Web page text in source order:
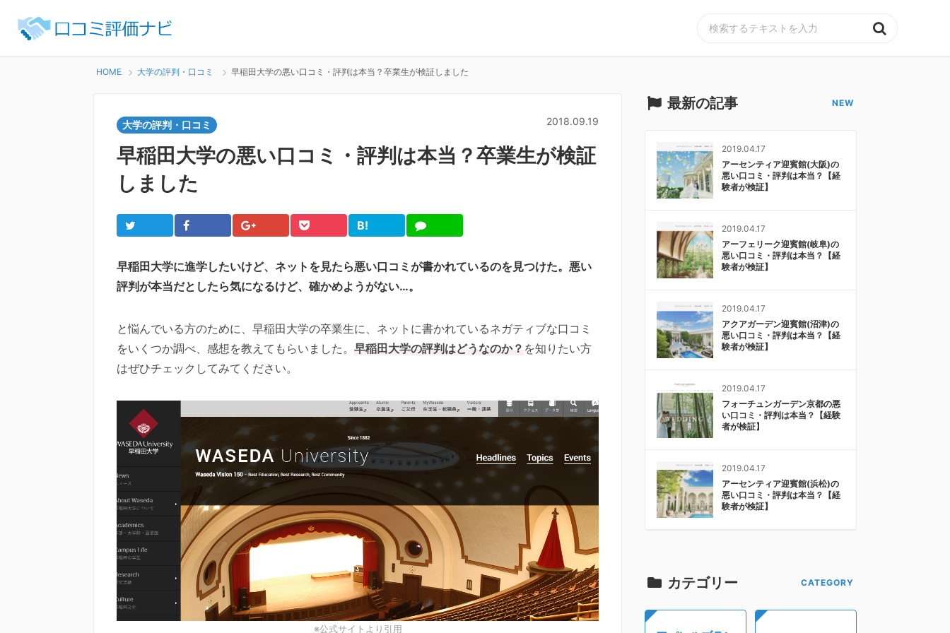
HOME 大学の評判・口コミ 早稲田大学の悪い口コミ・評判は本当？卒業生が検証しました
大学の評判・口コミ 2018.09.19
早稲田大学の悪い口コミ・評判は本当？卒業生が検証
しました
Twitter Facebook Google+ Pocket
B!
は
ブ
LINE
早稲田大学に進学したいけど、ネットを見たら悪い口コミが書かれているのを見つけた。悪い
評判が本当だとしたら気になるけど、確かめようがない…。
と悩んでいる方のために、早稲田大学の卒業生に、ネットに書かれているネガティブな口コミ
をいくつか調べ、感想を教えてもらいました。 早稲田大学の評判はどうなのか？ を知りたい方
はぜひチェックしてみてください。
※公式サイトより引用
最新の記事
2019.04.17
アーセンティア迎賓館(大阪)の
悪い口コミ・評判は本当？【経
験者が検証】
2019.04.17
アーフェリーク迎賓館(岐阜)の
悪い口コミ・評判は本当？【経
験者が検証】
2019.04.17
アクアガーデン迎賓館(沼津)の
悪い口コミ・評判は本当？【経
験者が検証】
2019.04.17
フォーチュンガーデン京都の悪
い口コミ・評判は本当？【経験
者が検証】
2019.04.17
アーセンティア迎賓館(浜松)の
悪い口コミ・評判は本当？【経
験者が検証】
カテゴリー